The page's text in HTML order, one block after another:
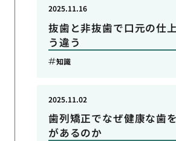
抜歯と非抜歯で口元の仕
う違う
2025.11.16
知識
歯列矯正でなぜ健康な歯
があるのか
2025.11.02